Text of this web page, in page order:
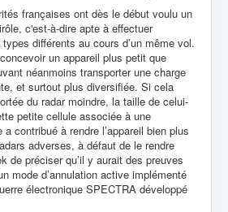
françaises ont dès le début voulu un
c'est-à-dire apte à effectuer
différents au cours d’un même vol.
un appareil plus petit que
néanmoins transporter une charge
et surtout plus diversifiée. Si cela
du radar moindre, la taille de celui-
petite cellule associée à une
contribué à rendre l’appareil bien plus
adverses, à défaut de le rendre
de préciser qu’il y aurait des preuves
mode d’annulation active implémenté
électronique SPECTRA développé